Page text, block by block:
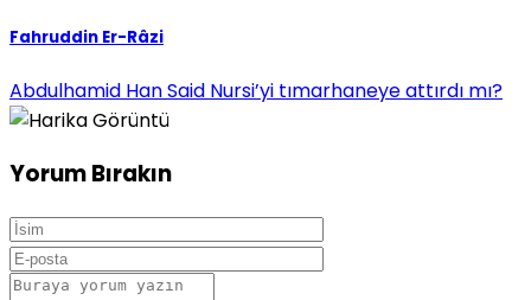
Fahruddin Er-Râzi
Abdulhamid Han Said Nursi’yi tımarhaneye attırdı mı?
Yorum Bırakın